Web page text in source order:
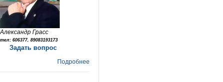
Александр Грасс
тел: 606377, 89083193173
Задать вопрос
Подробнее